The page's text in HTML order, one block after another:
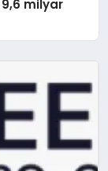
9,6 milyar